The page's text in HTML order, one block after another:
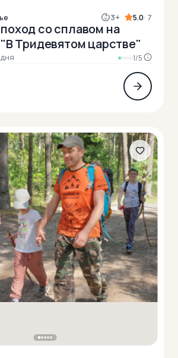
3+ 5.0· 7
со сплавом на
Тридевятом царстве"
1/5